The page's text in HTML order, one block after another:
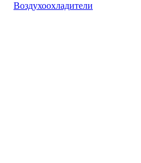
Воздухоохладители